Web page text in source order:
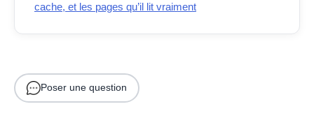
cache, et les pages qu’il lit vraiment
Poser une question